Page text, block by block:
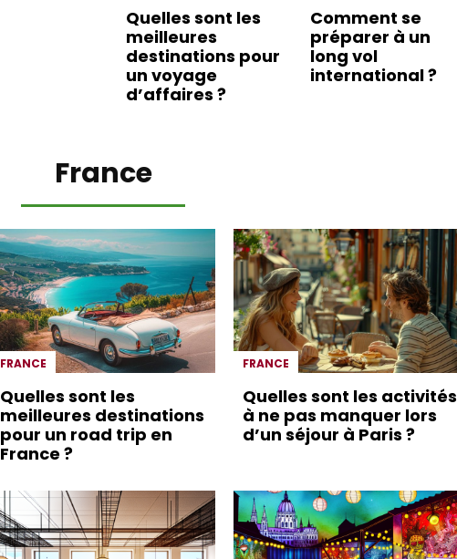
Quelles sont les
meilleures
destinations pour
un voyage
d’affaires ?
Comment se
préparer à un
long vol
international ?
France
FRANCE
Quelles sont les
meilleures destinations
pour un road trip en
France ?
FRANCE
Quelles sont les activités
à ne pas manquer lors
d’un séjour à Paris ?